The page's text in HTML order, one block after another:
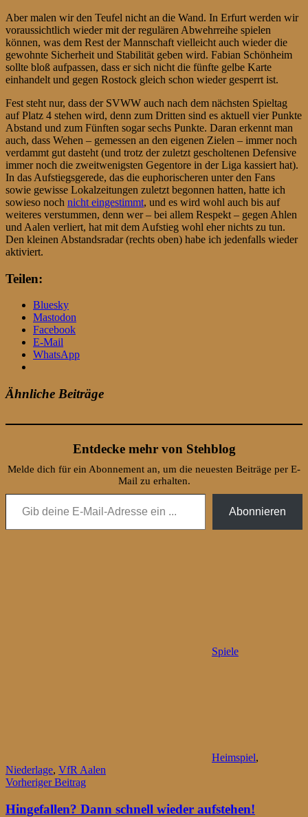
Aber malen wir den Teufel nicht an die Wand. In Erfurt werden wir
voraussichtlich wieder mit der regulären Abwehrreihe spielen
können, was dem Rest der Mannschaft vielleicht auch wieder die
gewohnte Sicherheit und Stabilität geben wird. Fabian Schönheim
sollte bloß aufpassen, dass er sich nicht die fünfte gelbe Karte
einhandelt und gegen Rostock gleich schon wieder gesperrt ist.
Fest steht nur, dass der SVWW auch nach dem nächsten Spieltag
auf Platz 4 stehen wird, denn zum Dritten sind es aktuell vier Punkte
Abstand und zum Fünften sogar sechs Punkte. Daran erkennt man
auch, dass Wehen – gemessen an den eigenen Zielen – immer noch
verdammt gut dasteht (und trotz der zuletzt gescholtenen Defensive
immer noch die zweitwenigsten Gegentore in der Liga kassiert hat).
In das Aufstiegsgerede, das die euphorischeren unter den Fans
sowie gewisse Lokalzeitungen zuletzt begonnen hatten, hatte ich
sowieso noch nicht eingestimmt, und es wird wohl auch bis auf
weiteres verstummen, denn wer – bei allem Respekt – gegen Ahlen
und Aalen verliert, hat mit dem Aufstieg wohl eher nichts zu tun.
Den kleinen Abstandsradar (rechts oben) habe ich jedenfalls wieder
aktiviert.
Teilen:
Bluesky
Mastodon
Facebook
E-Mail
WhatsApp
Ähnliche Beiträge
Entdecke mehr von Stehblog
Melde dich für ein Abonnement an, um die neuesten Beiträge per E-
Mail zu erhalten.
Gib deine E-Mail-Adresse ein ...
Abonnieren
Spiele
Heimspiel,
Niederlage, VfR Aalen
Beitragsnavigation
Vorheriger Beitrag
Hingefallen? Dann schnell wieder aufstehen!